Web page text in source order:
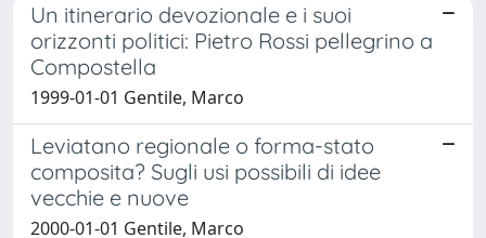
Un itinerario devozionale e i suoi
orizzonti politici: Pietro Rossi pellegrino a
Compostella
1999-01-01 Gentile, Marco
Leviatano regionale o forma-stato
composita? Sugli usi possibili di idee
vecchie e nuove
2000-01-01 Gentile, Marco